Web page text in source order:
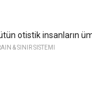
otistik insanların
& SINIR SISTEMI